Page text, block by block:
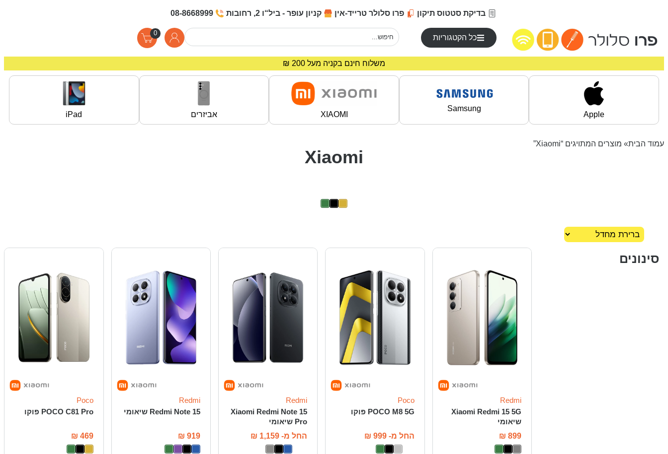
בדיקת סטטוס תיקון פרו סלולר טרייד-אין קניון עופר - ביל“ו 2, רחובות 08-8668999
כל הקטגוריות
0
משלוח חינם בקניה מעל 200 ₪
מחירים מיוחדים לרוכשים באתר!
Apple
Samsung
XIAOMI אביזרים iPad
עמוד הבית» מוצרים המתויגים “Xiaomi”
Xiaomi
סינונים
Redmi
Xiaomi Redmi 15 5G
שיאומי
₪ 899
Poco
POCO M8 5G פוקו
החל מ- ₪ 999
Redmi
Xiaomi Redmi Note 15
Pro שיאומי
החל מ-
₪ 1,159
Redmi
Redmi Note 15 שיאומי
₪ 919
Poco
POCO C81 Pro פוקו
₪ 469